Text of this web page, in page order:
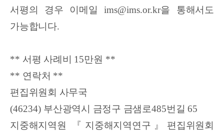
서평의 경우 이메일ims@ims.or.kr을 통해서도
가능합니다.
** 서평 사례비 15만원 **
** 연락처 **
편집위원회 사무국
(46234) 부산광역시 금정구 금샘로485번길65
지중해지역원
『 지중해지역연구 』 편집위원회